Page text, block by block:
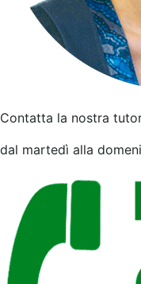
Contatta la nostra
dal martedì alla